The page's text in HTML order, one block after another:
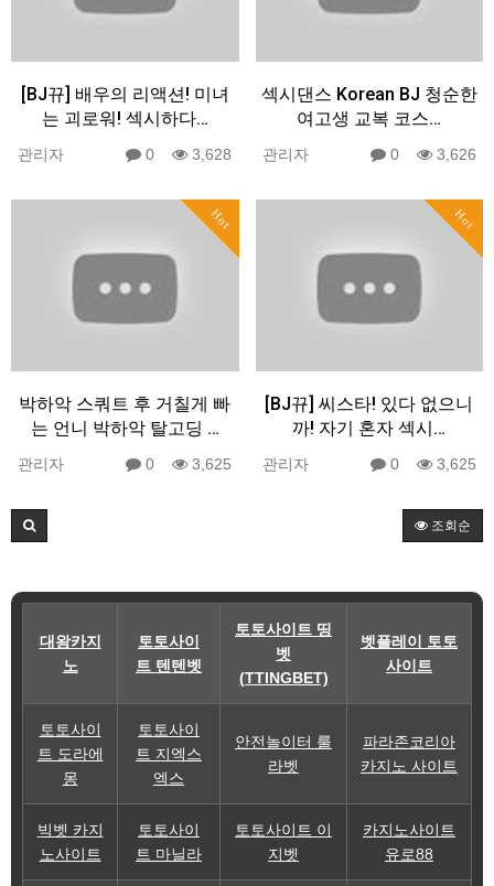
[BJ뀨] 배우의 리액션! 미녀
는 괴로워! 섹시하다…
관리자 0 3,628
섹시댄스 Korean BJ 청순한
여고생 교복 코스…
관리자 0 3,626
Hot
박하악 스쿼트 후 거칠게 빠
는 언니 박하악 탈고딩 …
관리자 0 3,625
Hot
[BJ뀨] 씨스타! 있다 없으니
까! 자기 혼자 섹시…
관리자 0 3,625
조회순
대왕카지
노
토토사이
트 텐텐벳
토토사이트 띵
벳
(TTINGBET)
벳플레이 토토
사이트
토토사이
트 도라에
몽
토토사이
트 지엑스
엑스
안전놀이터 룰
라벳
파라존코리아
카지노 사이트
빅벳 카지
노사이트
토토사이
트 마닐라
토토사이트 이
지벳
카지노사이트
유로88